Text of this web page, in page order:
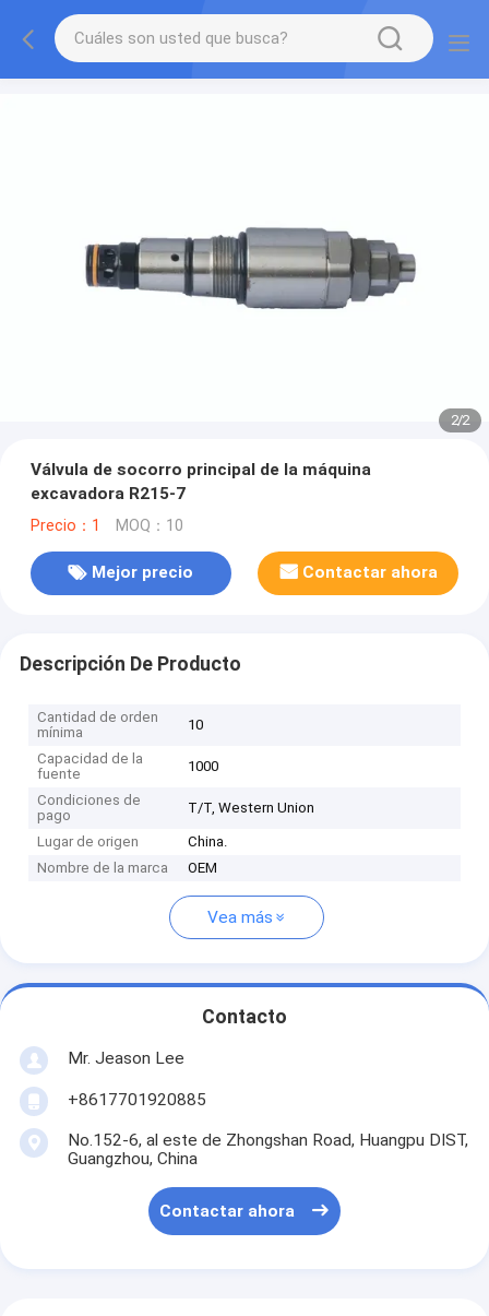
2/2
Válvula de socorro principal de la máquina
excavadora R215-7
Precio：1 MOQ：10
Mejor precio Contactar ahora
Descripción De Producto
Cantidad de orden
mínima
10
Capacidad de la
fuente
1000
Condiciones de
pago
T/T, Western Union
Lugar de origen
China.
Nombre de la marca
OEM
Vea más
Contacto
Mr. Jeason Lee
+8617701920885
No.152-6, al este de Zhongshan Road, Huangpu DIST,
Guangzhou, China
Contactar ahora